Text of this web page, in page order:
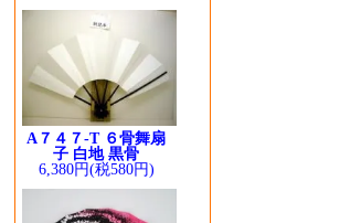
A７４７-T ６骨舞扇
子 白地 黒骨
6,380円(税580円)